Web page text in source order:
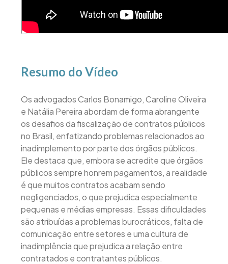
Resumo do Vídeo
Os advogados Carlos Bonamigo, Caroline Oliveira
e Natália Pereira abordam de forma abrangente
os desafios da fiscalização de contratos públicos
no Brasil, enfatizando problemas relacionados ao
inadimplemento por parte dos órgãos públicos.
Ele destaca que, embora se acredite que órgãos
públicos sempre honrem pagamentos, a realidade
é que muitos contratos acabam sendo
negligenciados, o que prejudica especialmente
pequenas e médias empresas. Essas dificuldades
são atribuídas a problemas burocráticos, falta de
comunicação entre setores e uma cultura de
inadimplência que prejudica a relação entre
contratados e contratantes públicos.